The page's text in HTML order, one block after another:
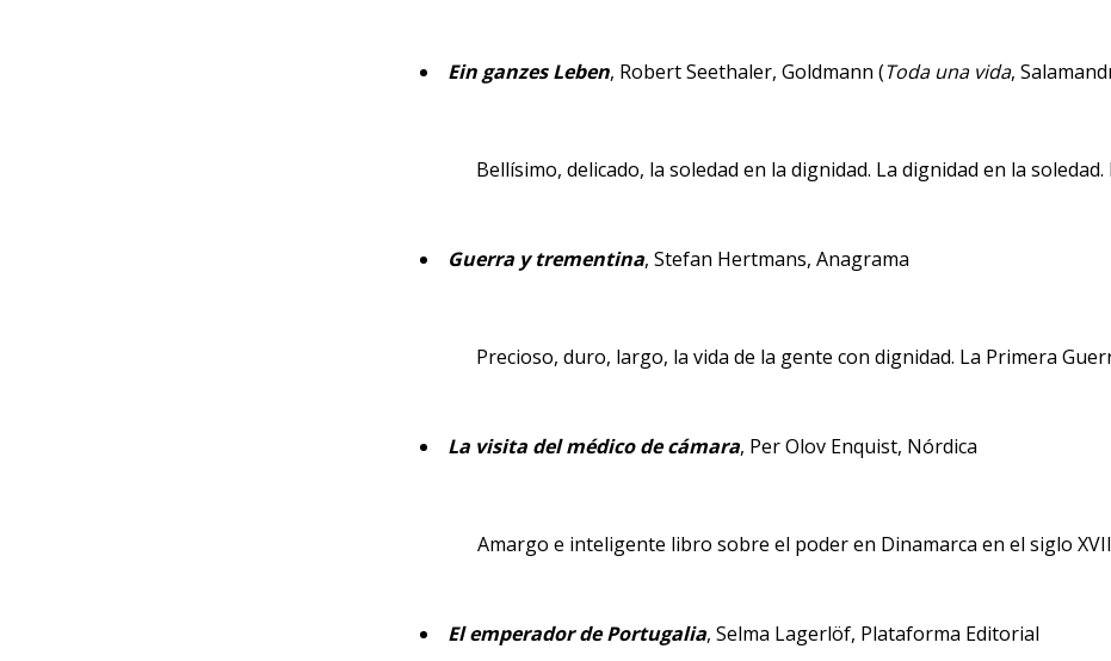
Ein ganzes Leben, Robert Seethaler, Goldmann (Toda una vida,
Bellísimo, delicado, la soledad en la dignidad. La dignidad en la
Guerra y trementina, Stefan Hertmans, Anagrama
Precioso, duro, largo, la vida de la gente con dignidad. La Primera
La visita del médico de cámara, Per Olov Enquist, Nórdica
Amargo e inteligente libro sobre el poder en Dinamarca en el siglo
El emperador de Portugalia, Selma Lagerlöf, Plataforma Editorial